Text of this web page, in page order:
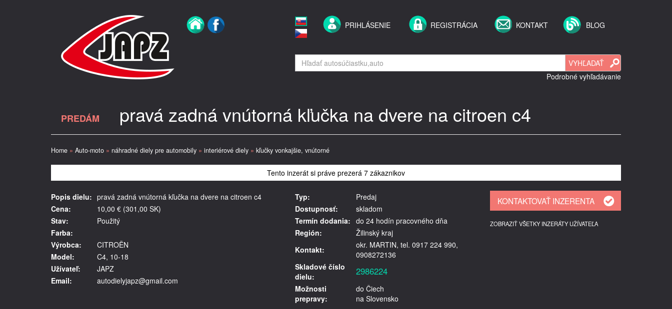
PRIHLÁSENIE REGISTRÁCIA KONTAKT BLOG
Podrobné vyhľadávanie
PREDÁM pravá zadná vnútorná kľučka na dvere na citroen c4
Home » Auto-moto » náhradné diely pre automobily » interiérové diely » kľučky vonkajšie, vnútorné
Tento inzerát si práve prezerá 7 zákaznikov
Popis dielu: pravá zadná vnútorná kľučka na dvere na citroen c4
Cena:
10,00 € (301,00 SK)
Stav:
Použitý
Farba:
Výrobca:
CITROËN
Model:
C4, 10-18
Užívateľ:
JAPZ
Email:
autodielyjapz@gmail.com
Typ:
Predaj
Dostupnosť:
skladom
Termín dodania: do 24 hodín pracovného dňa
Región:
Žilinský kraj
Kontakt:
okr. MARTIN, tel. 0917 224 990,
0908272136
Skladové číslo
dielu:
2986224
Možnosti
prepravy:
do Čiech
na Slovensko
ZOBRAZIŤ VŠETKY INZERÁTY UŽÍVATEĽA